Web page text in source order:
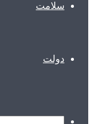
سلامت
دولت